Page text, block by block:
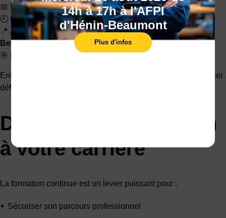
14h à 17h à l'AFPI
d'Hénin-Beaumont
Plus d'infos
📅 Date : Jeudi 12 mars
🕘 Horaires : 9h – 16h
📍 Adresse : 360 rue Miroslaw Holler, 62110 Hénin-
Beaumont
🎯 Événement dédié à laFormation Continue
Entrée libre – Venez avec votre CV si vous avez déjà un projet
défini !
Donnez un nouvel élan
à votre carrière
La formation continue est un levier puissant pour :
Sécuriser son parcours professionnel